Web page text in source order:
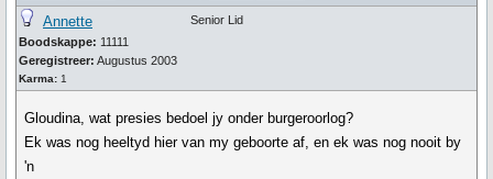
Annette
Boodskappe: 11111
Geregistreer: Augustus 2003
Karma: 1
Senior Lid
Gloudina, wat presies bedoel jy onder burgeroorlog?
Ek was nog heeltyd hier van my geboorte af, en ek was nog nooit by
'n